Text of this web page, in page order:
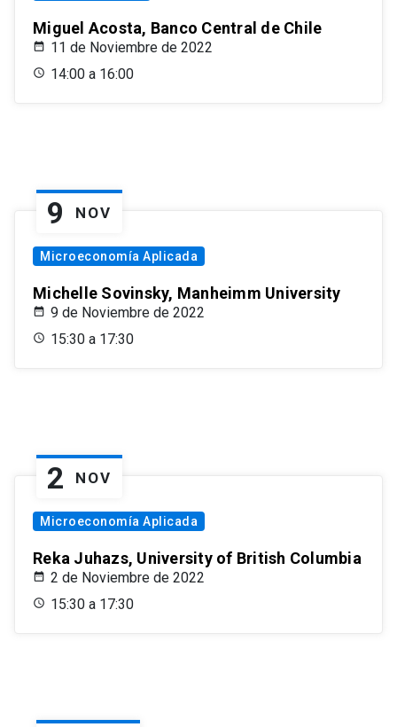
Miguel Acosta, Banco Central de Chile
11 de Noviembre de 2022
14:00 a 16:00
9 NOV
Microeconomía Aplicada
Michelle Sovinsky, Manheimm University
9 de Noviembre de 2022
15:30 a 17:30
2 NOV
Microeconomía Aplicada
Reka Juhazs, University of British Columbia
2 de Noviembre de 2022
15:30 a 17:30